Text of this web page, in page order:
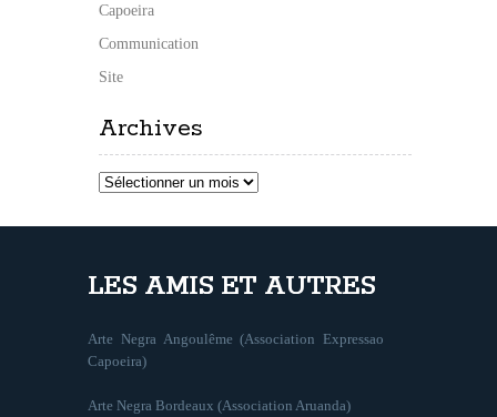
Capoeira
Communication
Site
Archives
Archives
LES AMIS ET AUTRES
Arte Negra Angoulême (Association Expressao
Capoeira)
Arte Negra Bordeaux (Association Aruanda)